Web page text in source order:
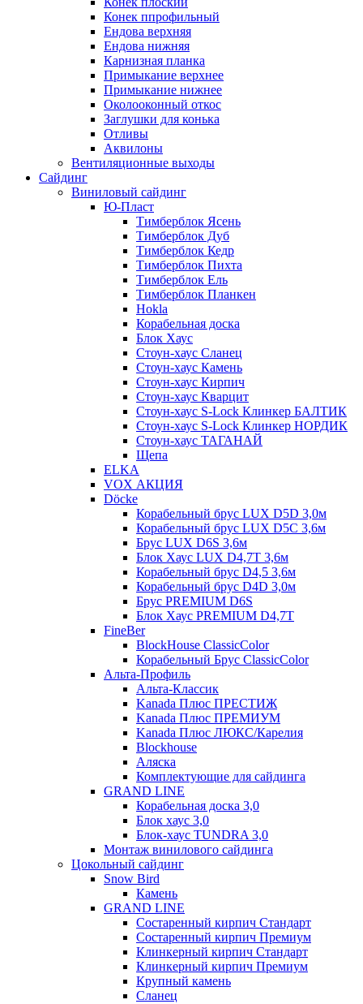
Конек ппрофильный
Ендова верхняя
Ендова нижняя
Карнизная планка
Примыкание верхнее
Примыкание нижнее
Околооконный откос
Заглушки для конька
Отливы
Аквилоны
Вентиляционные выходы
Сайдинг
Виниловый сайдинг
Ю-Пласт
Тимберблок Ясень
Тимберблок Дуб
Тимберблок Кедр
Тимберблок Пихта
Тимберблок Ель
Тимберблок Планкен
Hokla
Корабельная доска
Блок Хаус
Стоун-хаус Сланец
Стоун-хаус Камень
Стоун-хаус Кирпич
Стоун-хаус Кварцит
Стоун-хаус S-Lock Клинкер БАЛТИК
Стоун-хаус S-Lock Клинкер НОРДИК
Стоун-хаус ТАГАНАЙ
Щепа
ELKA
VOX АКЦИЯ
Döcke
Корабельный брус LUX D5D 3,0м
Корабельный брус LUX D5C 3,6м
Брус LUX D6S 3,6м
Блок Хаус LUX D4,7T 3,6м
Корабельный брус D4,5 3,6м
Корабельный брус D4D 3,0м
Брус PREMIUM D6S
Блок Хаус PREMIUM D4,7T
FineBer
BlockHouse ClassicColor
Корабельный Брус ClassicColor
Альта-Профиль
Альта-Классик
Kanada Плюс ПРЕСТИЖ
Kanada Плюс ПРЕМИУМ
Kanada Плюс ЛЮКС/Карелия
Blockhouse
Аляска
Комплектующие для сайдинга
GRAND LINE
Корабельная доска 3,0
Блок хаус 3,0
Блок-хаус TUNDRA 3,0
Монтаж винилового сайдинга
Цокольный сайдинг
Snow Bird
Камень
GRAND LINE
Состаренный кирпич Стандарт
Состаренный кирпич Премиум
Клинкерный кирпич Стандарт
Клинкерный кирпич Премиум
Крупный камень
Сланец